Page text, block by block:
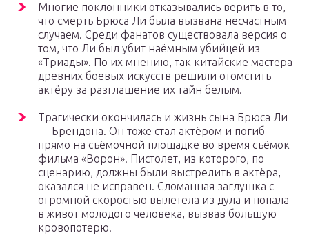
Многие поклонники отказывались верить в то,
что смерть Брюса Ли была вызвана несчастным
случаем. Среди фанатов существовала версия о
том, что Ли был убит наёмным убийцей из
«Триады». По их мнению, так китайские мастера
древних боевых искусств решили отомстить
актёру за разглашение их тайн белым.
Трагически окончилась и жизнь сына Брюса Ли
— Брендона. Он тоже стал актёром и погиб
прямо на съёмочной площадке во время съёмок
фильма «Ворон». Пистолет, из которого, по
сценарию, должны были выстрелить в актёра,
оказался не исправен. Сломанная заглушка с
огромной скоростью вылетела из дула и попала
в живот молодого человека, вызвав большую
кровопотерю.